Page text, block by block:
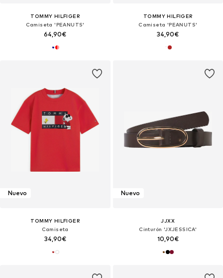
TOMMY HILFIGER
Camiseta 'PEANUTS'
64,90€
TOMMY HILFIGER
Camiseta 'PEANUTS'
34,90€
Nuevo
TOMMY HILFIGER
Camiseta
34,90€
Nuevo
JJXX
Cinturón 'JXJESSICA'
10,90€